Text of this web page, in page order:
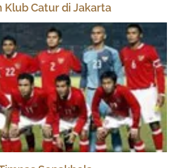
Klub Catur di Jakarta